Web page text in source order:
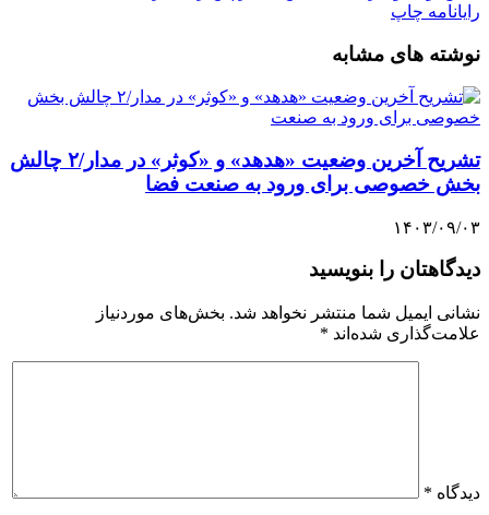
رایانامه چاپ
نوشته های مشابه
تشریح آخرین وضعیت «هدهد» و «کوثر» در مدار/۲ چالش
بخش خصوصی برای ورود به صنعت فضا
۱۴۰۳/۰۹/۰۳
دیدگاهتان را بنویسید
نشانی ایمیل شما منتشر نخواهد شد. بخش‌های موردنیاز
علامت‌گذاری شده‌اند *
دیدگاه *